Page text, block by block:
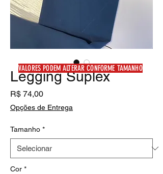
Legging Suplex
R$ 74,00Preço
Opções de Entrega
Tamanho *
Cor *
VALORES PODEM ALTERAR CONFORME TAMANHO